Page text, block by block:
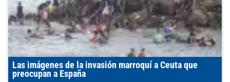
Las imágenes de la invasión marroquí a Ceuta que
preocupan a España